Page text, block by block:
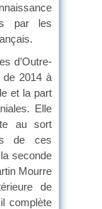
par les
de 2014 à
et la part
Elle
au sort
de ces
seconde
Mourre
de
complète